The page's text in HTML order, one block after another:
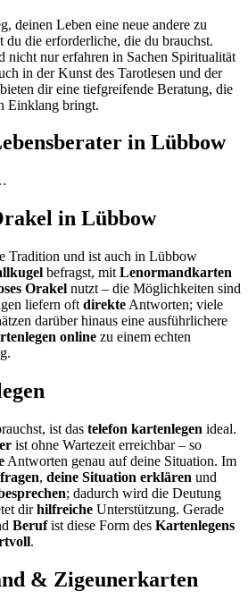
deinen Leben eine neue andere zu
die erforderliche, die du brauchst.
nicht nur erfahren in Sachen Spiritualität
in der Kunst des Tarotlesen und der
dir eine tiefgreifende Beratung, die
Einklang bringt.
in Lübbow
in Lübbow
Tradition und ist auch in Lübbow
befragst, mit Lenormandkarten
Orakel nutzt – die Möglichkeiten sind
liefern oft direkte Antworten; viele
darüber hinaus eine ausführlichere
online zu einem echten
ist das telefon kartenlegen ideal.
ist ohne Wartezeit erreichbar – so
Antworten genau auf deine Situation. Im
, deine Situation erklären und
; dadurch wird die Deutung
dirhilfreiche Unterstützung. Gerade
Berufist diese Form des Kartenlegens
.
& Zigeunerkarten